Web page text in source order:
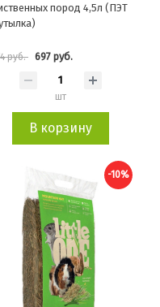
пород 4,5л (ПЭТ
руб. 697 руб.
шт
В корзину
-10%